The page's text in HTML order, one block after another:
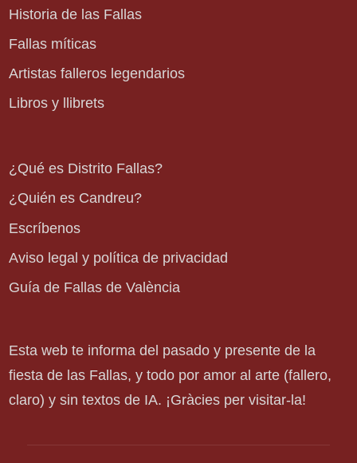
Historia de las Fallas
Fallas míticas
Artistas falleros legendarios
Libros y llibrets
¿Qué es Distrito Fallas?
¿Quién es Candreu?
Escríbenos
Aviso legal y política de privacidad
Guía de Fallas de València
Esta web te informa del pasado y presente de la
fiesta de las Fallas, y todo por amor al arte (fallero,
claro) y sin textos de IA. ¡Gràcies per visitar-la!